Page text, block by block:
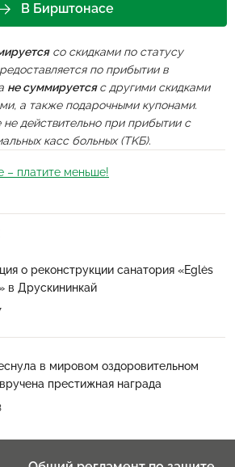
В Бирштонасе
со скидками по статусу
по прибытии в
не суммируетсяс другими скидками
а также подарочными купонами.
действительно при прибытии с
касс больных (TKБ).
– платите меньше!
о реконструкции санатория «Eglės
в Друскининкай
в мировом оздоровительном
престижная награда